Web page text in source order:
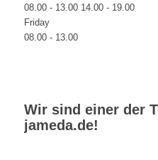
08.00 - 13.00 14.00 - 19.00
Friday
08.00 - 13.00
Wir sind einer der
jameda.de!